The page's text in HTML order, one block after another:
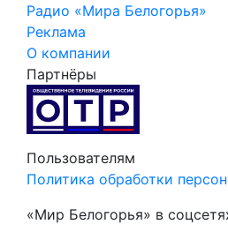
Радио «Мира Белогорья»
Реклама
О компании
Партнёры
Пользователям
Политика обработки
«Мир Белогорья» в